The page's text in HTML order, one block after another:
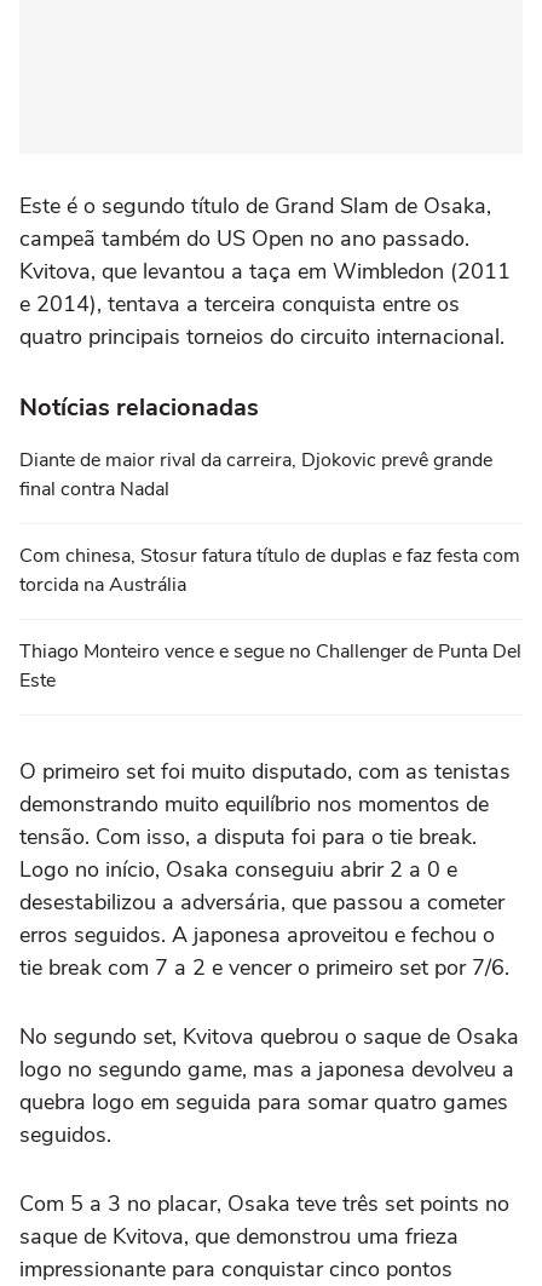
Este é o segundo título de Grand Slam de Osaka,
campeã também do US Open no ano passado.
Kvitova, que levantou a taça em Wimbledon (2011
e 2014), tentava a terceira conquista entre os
quatro principais torneios do circuito internacional.
Notícias relacionadas
Diante de maior rival da carreira, Djokovic prevê grande
final contra Nadal
Com chinesa, Stosur fatura título de duplas e faz festa com
torcida na Austrália
Thiago Monteiro vence e segue no Challenger de Punta Del
Este
O primeiro set foi muito disputado, com as tenistas
demonstrando muito equilíbrio nos momentos de
tensão. Com isso, a disputa foi para o tie break.
Logo no início, Osaka conseguiu abrir 2 a 0 e
desestabilizou a adversária, que passou a cometer
erros seguidos. A japonesa aproveitou e fechou o
tie break com 7 a 2 e vencer o primeiro set por 7/6.
No segundo set, Kvitova quebrou o saque de Osaka
logo no segundo game, mas a japonesa devolveu a
quebra logo em seguida para somar quatro games
seguidos.
Com 5 a 3 no placar, Osaka teve três set points no
saque de Kvitova, que demonstrou uma frieza
impressionante para conquistar cinco pontos